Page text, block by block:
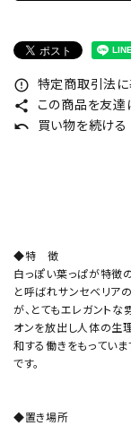
error_outline 特定商取引法
share この商品を友達
undo 買い物を続ける
◆特 徴
白っぽい葉っぱが特徴
と呼ばれサンセベリア
が、とてもエレガントな
オンを放出し人体の生
和する働きをもってい
です。
◆置き場所